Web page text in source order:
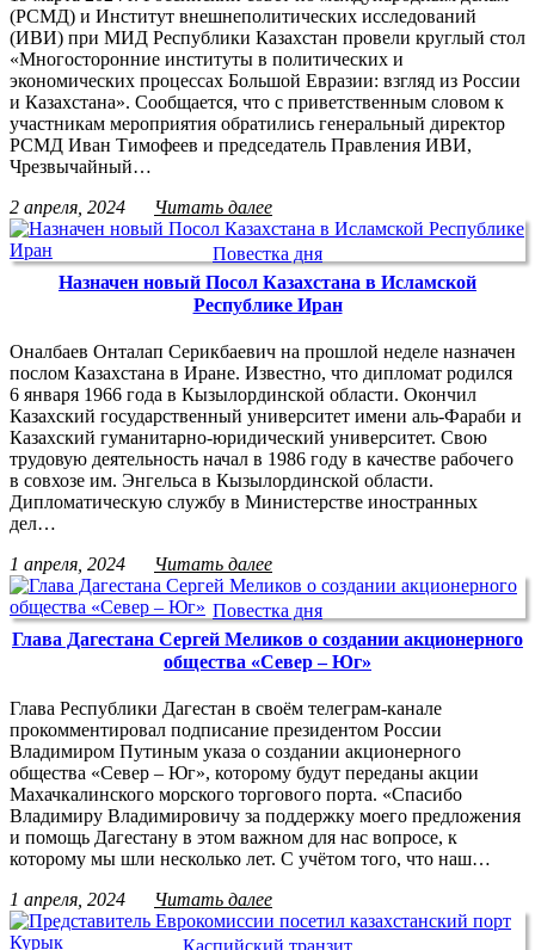
(РСМД) и Институт внешнеполитических исследований
(ИВИ) при МИД Республики Казахстан провели круглый стол
«Многосторонние институты в политических и
экономических процессах Большой Евразии: взгляд из России
и Казахстана». Сообщается, что с приветственным словом к
участникам мероприятия обратились генеральный директор
РСМД Иван Тимофеев и председатель Правления ИВИ,
Чрезвычайный…
2 апреля, 2024
Читать далее
Повестка дня
Назначен новый Посол Казахстана в Исламской
Республике Иран
Оналбаев Онталап Серикбаевич на прошлой неделе назначен
послом Казахстана в Иране. Известно, что дипломат родился
6 января 1966 года в Кызылординской области. Окончил
Казахский государственный университет имени аль-Фараби и
Казахский гуманитарно-юридический университет. Свою
трудовую деятельность начал в 1986 году в качестве рабочего
в совхозе им. Энгельса в Кызылординской области.
Дипломатическую службу в Министерстве иностранных
дел…
1 апреля, 2024
Читать далее
Повестка дня
Глава Дагестана Сергей Меликов о создании акционерного
общества «Север – Юг»
Глава Республики Дагестан в своём телеграм-канале
прокомментировал подписание президентом России
Владимиром Путиным указа о создании акционерного
общества «Север – Юг», которому будут переданы акции
Махачкалинского морского торгового порта. «Спасибо
Владимиру Владимировичу за поддержку моего предложения
и помощь Дагестану в этом важном для нас вопросе, к
которому мы шли несколько лет. С учётом того, что наш…
1 апреля, 2024
Читать далее